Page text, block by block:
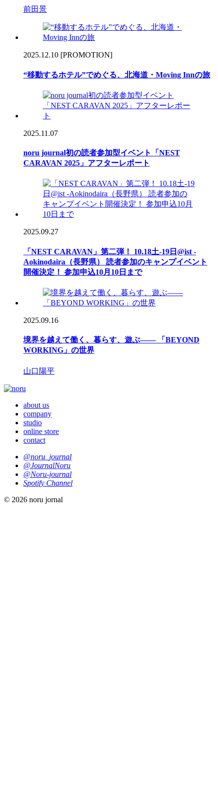
前田景
2025.12.10 [PROMOTION]
“移動するホテル”でめぐる、北海道・Moving Innの旅
2025.11.07
noru journal初の読者参加型イベント「NEST
CARAVAN 2025」アフターレポート
2025.09.27
「NEST CARAVAN」第二弾！ 10.18土-19日@ist -
Aokinodaira（長野県） 読者参加のキャンプイベント
開催決定！ 参加申込10月10日まで
2025.09.16
境界を越えて働く、暮らす、遊ぶ―― 「BEYOND
WORKING」の世界
山口陽平
about us
company
studio
online store
contact
@noru_journal
@JournalNoru
@Noru-journal
Spotify Channel
© 2026 noru jornal